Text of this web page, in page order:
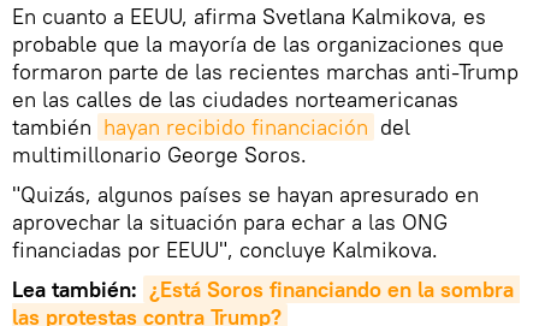
En cuanto a EEUU, afirma Svetlana Kalmikova, es
probable que la mayoría de las organizaciones que
formaron parte de las recientes marchas anti-Trump
en las calles de las ciudades norteamericanas
también hayan recibido financiación del
multimillonario George Soros.
"Quizás, algunos países se hayan apresurado en
aprovechar la situación para echar a las ONG
financiadas por EEUU", concluye Kalmikova.
Lea también: ¿Está Soros financiando en la sombra
las protestas contra Trump?